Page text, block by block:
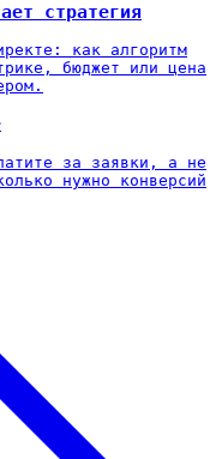
стратегия
как алгоритм
бюджет или цена
за заявки, а не
нужно конверсий